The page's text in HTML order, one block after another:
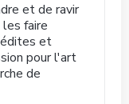
et de ravir
faire
et
pour l'art
de